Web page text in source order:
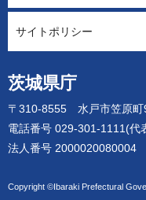
茨城県庁
〒310-8555 水戸市笠原町
電話番号 029-301-1111(代
法人番号 2000020080004
Copyright ©Ibaraki Prefectural
サイトポリシー